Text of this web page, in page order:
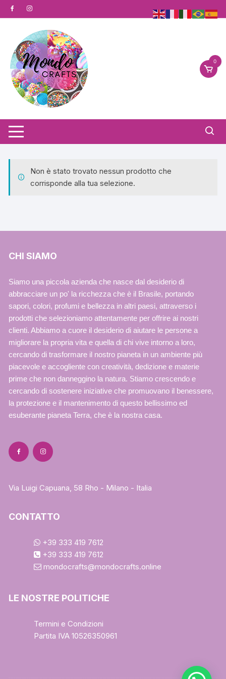
al
0
Non è stato trovato nessun prodotto che
corrisponde alla tua selezione.
CHI SIAMO
Siamo una piccola azienda che nasce dal desiderio di
abbracciare un po' la ricchezza che è il Brasile, portando
sapori, colori, profumi e bellezza in altri paesi, attraverso i
prodotti che selezioniamo attentamente per offrire ai nostri
clienti. Abbiamo a cuore il desiderio di aiutare le persone a
migliorare la propria vita e quella di chi vive intorno a loro,
cercando di trasformare il nostro pianeta in un ambiente più
piacevole e accogliente con creatività, dedizione e materie
prime che non danneggino la natura. Stiamo crescendo e
cercando di sostenere iniziative che promuovano il benessere,
la protezione e il mantenimento di questo bellissimo ed
esuberante pianeta Terra, che è la nostra casa.
Via Luigi Capuana, 58 Rho - Milano - Italia
CONTATTO
+39 333 419 7612
+39 333 419 7612
mondocrafts@mondocrafts.online
LE NOSTRE POLITICHE
Termini e Condizioni
Partita IVA 10526350961